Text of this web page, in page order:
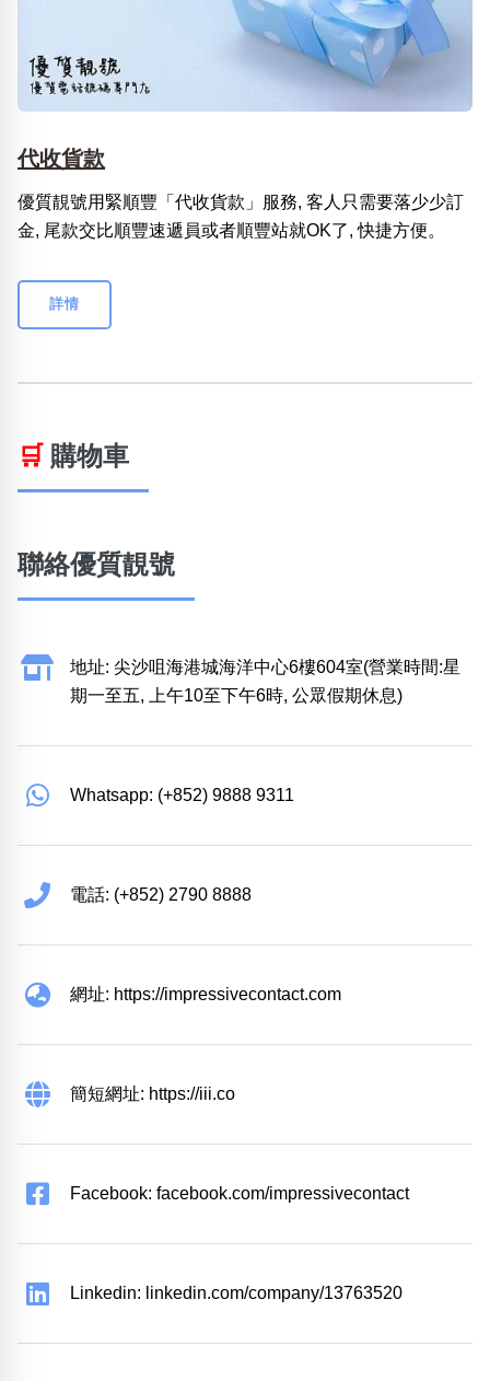
代收貨款
優質靚號用緊順豐「代收貨款」服務, 客人只需要落少少訂
金, 尾款交比順豐速遞員或者順豐站就OK了, 快捷方便。
詳情
🛒 購物車
聯絡優質靚號
地址: 尖沙咀海港城海洋中心6樓604室(營業時間:星
期一至五, 上午10至下午6時, 公眾假期休息)
Whatsapp: (+852) 9888 9311
電話: (+852) 2790 8888
網址: https://impressivecontact.com
簡短網址: https://iii.co
Facebook: facebook.com/impressivecontact
Linkedin: linkedin.com/company/13763520